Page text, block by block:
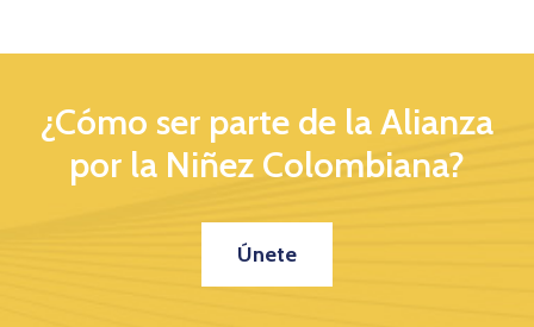
¿Cómo ser parte de la Alianza
por la Niñez Colombiana?
Únete